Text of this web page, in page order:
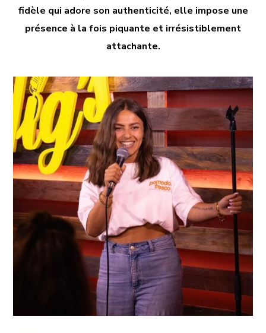
fidèle qui adore son authenticité, elle impose une
présence à la fois piquante et irrésistiblement
attachante.